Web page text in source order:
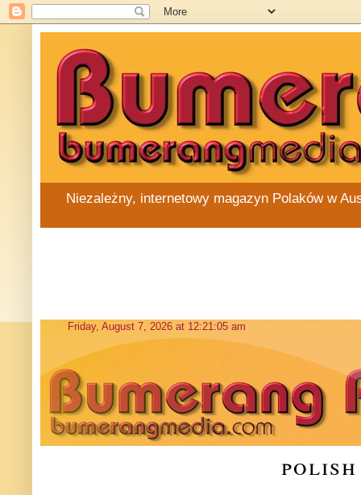
Niezależny, internetowy magazyn Polaków w